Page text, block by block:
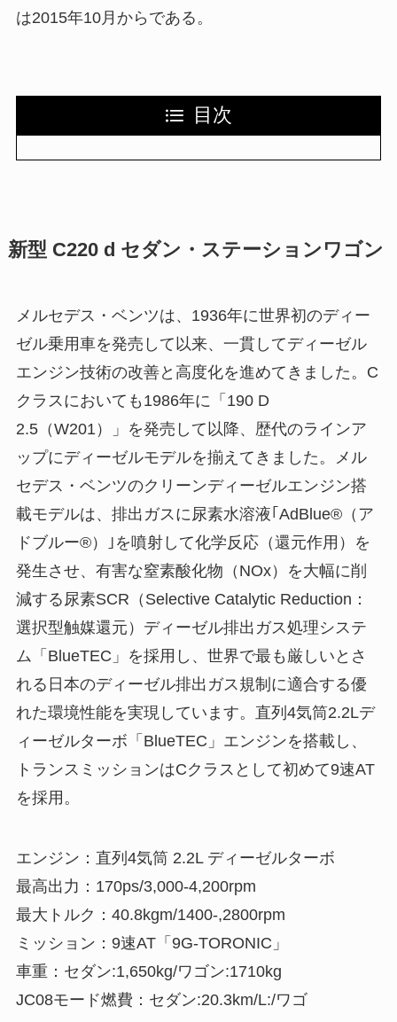
は2015年10月からである。
目次
新型 C220 d セダン・ステーションワゴン
メルセデス・ベンツは、1936年に世界初のディー
ゼル乗用車を発売して以来、一貫してディーゼル
エンジン技術の改善と高度化を進めてきました。C
クラスにおいても1986年に「190 D
2.5（W201）」を発売して以降、歴代のラインア
ップにディーゼルモデルを揃えてきました。メル
セデス・ベンツのクリーンディーゼルエンジン搭
載モデルは、排出ガスに尿素水溶液｢AdBlue®（ア
ドブルー®）｣を噴射して化学反応（還元作用）を
発生させ、有害な窒素酸化物（NOx）を大幅に削
減する尿素SCR（Selective Catalytic Reduction：
選択型触媒還元）ディーゼル排出ガス処理システ
ム「BlueTEC」を採用し、世界で最も厳しいとさ
れる日本のディーゼル排出ガス規制に適合する優
れた環境性能を実現しています。直列4気筒2.2Lデ
ィーゼルターボ「BlueTEC」エンジンを搭載し、
トランスミッションはCクラスとして初めて9速AT
を採用。
エンジン：直列4気筒 2.2L ディーゼルターボ
最高出力：170ps/3,000-4,200rpm
最大トルク：40.8kgm/1400-,2800rpm
ミッション：9速AT「9G-TORONIC」
車重：セダン:1,650kg/ワゴン:1710kg
JC08モード燃費：セダン:20.3km/L:/ワゴ